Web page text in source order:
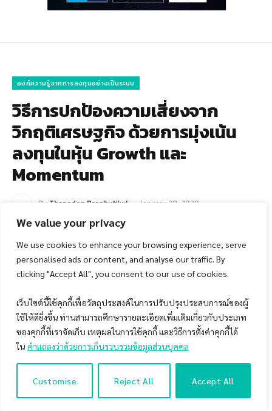
We value your privacy
We use cookies to enhance your browsing experience, serve
personalised ads or content, and analyse our traffic. By
clicking "Accept All", you consent to our use of cookies.
เว็บไซต์นี้ใช้คุกกี้เพื่อวัตถุประสงค์ในการปรับปรุงประสบการณ์ของผู้
ใช้ให้ดียิ่งขึ้น ท่านสามารถศึกษารายละเอียดเพิ่มเติมเกี่ยวกับประเภท
ของคุกกี้ที่เราจัดเก็บ เหตุผลในการใช้คุกกี้ และวิธีการตั้งค่าคุกกี้ได้
ใน คำแถลงว่าด้วยการเก็บรวบรวมข้อมูลส่วนบุคคล
Customise Reject All Accept All
องค์ความรู้จากการลงทุนอย่างเป็นระบบ
วิธีการปกป้องความเสี่ยงจาก
วิกฤติเศรษฐกิจ ด้วยการมุ่งเน้น
ลงทุนในหุ้น Growth และ
Momentum
By Thanadon Praphutikul
January 28, 2020
Updated: January 29, 2020